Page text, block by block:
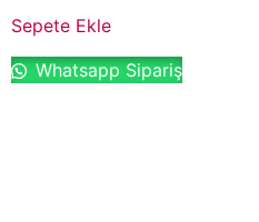
Sepete Ekle
Whatsapp Sipariş